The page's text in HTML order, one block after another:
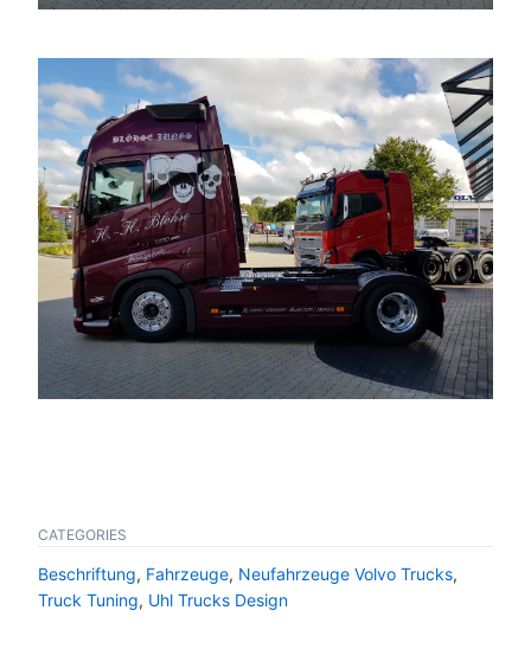
CATEGORIES
Beschriftung, Fahrzeuge, Neufahrzeuge Volvo Trucks,
Truck Tuning, Uhl Trucks Design